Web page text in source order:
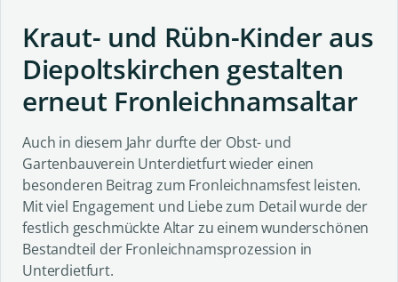
Kraut- und Rübn-Kinder aus
Diepoltskirchen gestalten
erneut Fronleichnamsaltar
Auch in diesem Jahr durfte der Obst- und
Gartenbauverein Unterdietfurt wieder einen
besonderen Beitrag zum Fronleichnamsfest leisten.
Mit viel Engagement und Liebe zum Detail wurde der
festlich geschmückte Altar zu einem wunderschönen
Bestandteil der Fronleichnamsprozession in
Unterdietfurt.